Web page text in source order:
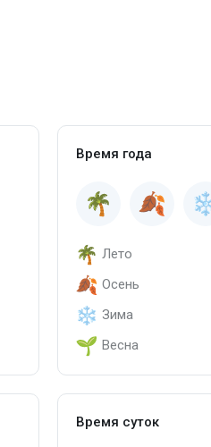
Время года
Лето
Осень
Зима
Весна
Время суток